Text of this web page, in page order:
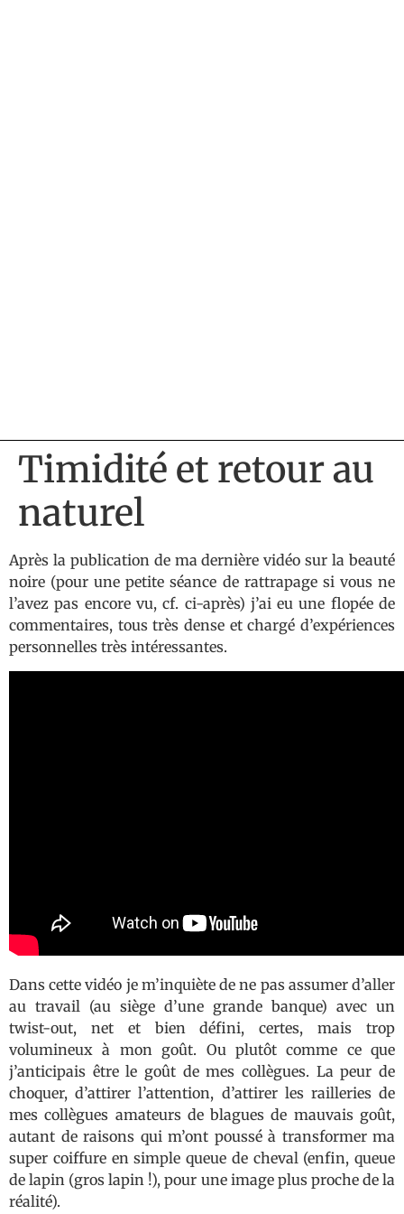
Timidité et retour au
naturel
Après la publication de ma dernière vidéo sur la beauté
noire (pour une petite séance de rattrapage si vous ne
l’avez pas encore vu, cf. ci-après) j’ai eu une flopée de
commentaires, tous très dense et chargé d’expériences
personnelles très intéressantes.
Dans cette vidéo je m’inquiète de ne pas assumer d’aller
au travail (au siège d’une grande banque) avec un
twist-out, net et bien défini, certes, mais trop
volumineux à mon goût. Ou plutôt comme ce que
j’anticipais être le goût de mes collègues. La peur de
choquer, d’attirer l’attention, d’attirer les railleries de
mes collègues amateurs de blagues de mauvais goût,
autant de raisons qui m’ont poussé à transformer ma
super coiffure en simple queue de cheval (enfin, queue
de lapin (gros lapin !), pour une image plus proche de la
réalité).